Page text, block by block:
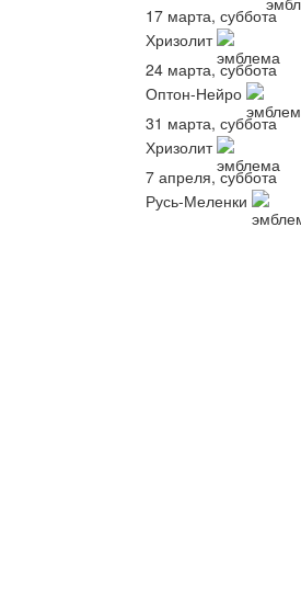
17 марта, суббота
Хризолит
24 марта, суббота
Оптон-Нейро
31 марта, суббота
Хризолит
7 апреля, суббота
Русь-Меленки